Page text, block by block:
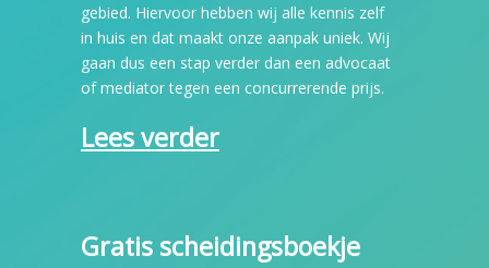
gebied. Hiervoor hebben wij alle kennis zelf
in huis en dat maakt onze aanpak uniek. Wij
gaan dus een stap verder dan een advocaat
of mediator tegen een concurrerende prijs.
Lees verder
Gratis scheidingsboekje